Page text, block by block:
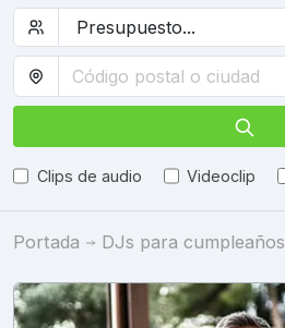
Clips de audio Videoclip
Portada DJs para cumpleaños